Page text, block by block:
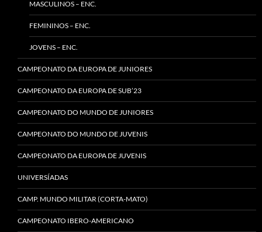
MASCULINOS – ENC.
FEMININOS – ENC.
JOVENS – ENC.
CAMPEONATO DA EUROPA DE JUNIORES
CAMPEONATO DA EUROPA DE SUB’23
CAMPEONATO DO MUNDO DE JUNIORES
CAMPEONATO DO MUNDO DE JUVENIS
CAMPEONATO DA EUROPA DE JUVENIS
UNIVERSÍADAS
CAMP. MUNDO MILITAR (CORTA-MATO)
CAMPEONATO IBERO-AMERICANO